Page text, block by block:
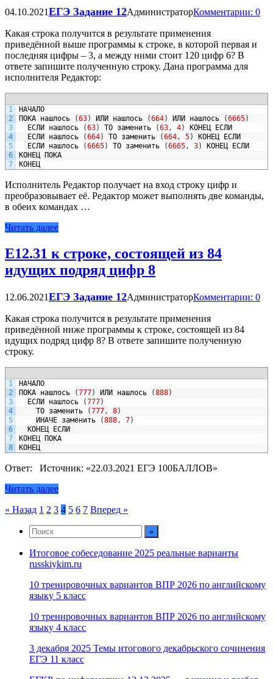
04.10.2021ЕГЭ Задание 12АдминистраторКомментарии: 0
Какая строка получится в результате применения
приведённой выше программы к строке, в которой первая и
последняя цифры – 3, а между ними стоит 120 цифр 6? В
ответе запишите полученную строку. Дана программа для
исполнителя Редактор:
1
2
3
4
5
6
7
НАЧАЛО
ПОКА нашлось (63) ИЛИ нашлось (664) ИЛИ нашлось (6665)
ЕСЛИ
нашлось (63) ТО заменить (63, 4) КОНЕЦ
ЕСЛИ
ЕСЛИ
нашлось (664) ТО заменить (664, 5) КОНЕЦ
ЕСЛИ
ЕСЛИ
нашлось (6665) ТО заменить (6665, 3) КОНЕЦ
ЕСЛИ
КОНЕЦ
ПОКА
КОНЕЦ
Исполнитель Редактор получает на вход строку цифр и
преобразовывает её. Редактор может выполнять две команды,
в обеих командах …
Читать далее
Е12.31 к строке, состоящей из 84
идущих подряд цифр 8
12.06.2021ЕГЭ Задание 12АдминистраторКомментарии: 0
Какая строка получится в результате применения
приведённой ниже программы к строке, состоящей из 84
идущих подряд цифр 8? В ответе запишите полученную
строку.
1
2
3
4
5
6
7
8
НАЧАЛО
ПОКА нашлось (777) ИЛИ нашлось (888)
ЕСЛИ
нашлось (777)
ТО заменить (777, 8)
ИНАЧЕ заменить (888, 7)
КОНЕЦ
ЕСЛИ
КОНЕЦ
ПОКА
КОНЕЦ
Ответ: Источник: «22.03.2021 ЕГЭ 100БАЛЛОВ»
Читать далее
Пагинация
записей
« Назад 1 2 3 4 5 6 7 Вперед »
Итоговое собеседование 2025 реальные варианты
russkiykim.ru
10 тренировочных вариантов ВПР 2026 по английскому
языку 5 класс
10 тренировочных вариантов ВПР 2026 по английскому
языку 4 класс
3 декабря 2025 Темы итогового декабрьского сочинения
ЕГЭ 11 класс